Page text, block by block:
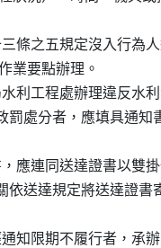
十三條之五規定沒入行
作業要點辦理。
水利工程處辦理違反
行政罰處分者，應填具
，應連同送達證書以
機關依送達規定將送達
通知限期不履行者，